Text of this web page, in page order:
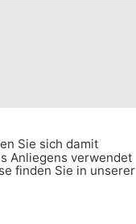
Sie sich damit
Anliegens verwendet
finden Sie in unserer